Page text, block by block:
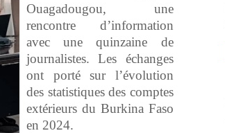
Ouagadougou, une
rencontre d’information
avec une quinzaine de
journalistes. Les échanges
ont porté sur l’évolution
des statistiques des comptes
extérieurs du Burkina Faso
en 2024.